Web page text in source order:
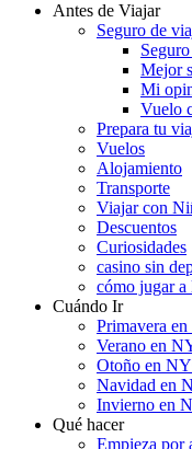
Antes de Viajar
Seguro de
Mejor
Mi
Vuelo
Prepara tu
Vuelos
Alojamiento
Transporte
Viajar con
Descuentos
Curiosidades
casino sin
cómo jugar a
Cuándo Ir
Primavera
Verano en
Otoño en
Navidad en
Invierno en
Qué hacer
Empieza por